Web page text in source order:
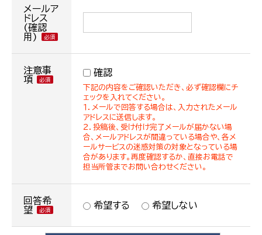
メールア
ドレス
(確認
用)
注意事
項
確認
下記の内容をご確認いただき、必ず確認欄にチ
ェックを入れてください。
１．メールで回答する場合は、入力されたメール
アドレスに送信します。
２．投稿後、受け付け完了メールが届かない場
合、メールアドレスが間違っている場合や、各メ
ールサービスの迷惑対策の対象となっている場
合があります。再度確認するか、直接お電話で
担当所管までお問い合わせください。
回答希
望
希望する 希望しない